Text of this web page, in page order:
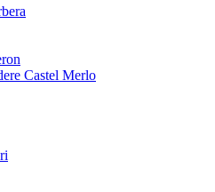
Castel Merlo